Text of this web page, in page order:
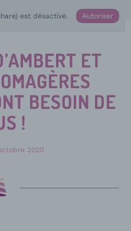
est désactivé. Autoriser
ET
BESOIN DE
!
2020